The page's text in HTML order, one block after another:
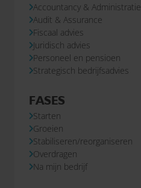
Accountancy & Administratie
Audit & Assurance
Fiscaal advies
Juridisch advies
Personeel en pensioen
Strategisch bedrijfsadvies
FASES
Starten
Groeien
Stabiliseren/reorganiseren
Overdragen
Na mijn bedrijf